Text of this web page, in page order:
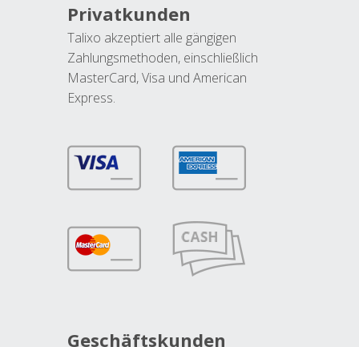
Privatkunden
Talixo akzeptiert alle gängigen
Zahlungsmethoden, einschließlich
MasterCard, Visa und American
Express.
Geschäftskunden